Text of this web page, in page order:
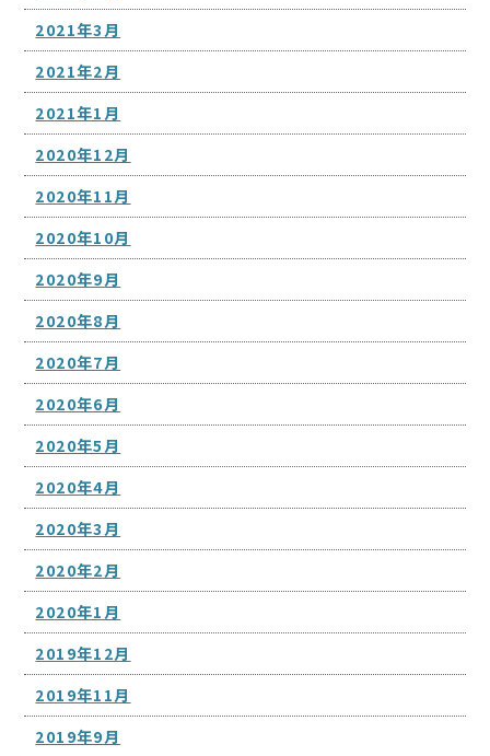
2021年3月
2021年2月
2021年1月
2020年12月
2020年11月
2020年10月
2020年9月
2020年8月
2020年7月
2020年6月
2020年5月
2020年4月
2020年3月
2020年2月
2020年1月
2019年12月
2019年11月
2019年9月